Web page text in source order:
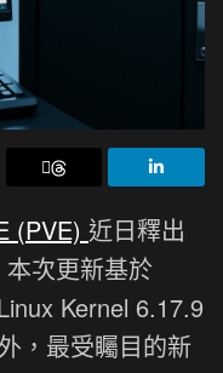
(PVE) 近日釋出
本次更新基於
Kernel 6.17.9
，最受矚目的新